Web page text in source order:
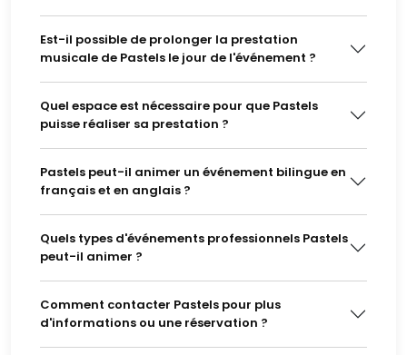
Est-il possible de prolonger la prestation
musicale de Pastels le jour de l'événement ?
Quel espace est nécessaire pour que Pastels
puisse réaliser sa prestation ?
Pastels peut-il animer un événement bilingue en
français et en anglais ?
Quels types d'événements professionnels Pastels
peut-il animer ?
Comment contacter Pastels pour plus
d'informations ou une réservation ?